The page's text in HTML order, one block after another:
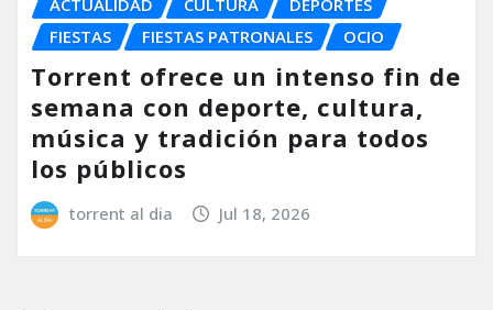
FIESTAS
FIESTAS PATRONALES OCIO
Torrent ofrece un intenso fin de
semana con deporte, cultura,
música y tradición para todos
los públicos
torrent al dia Jul 18, 2026